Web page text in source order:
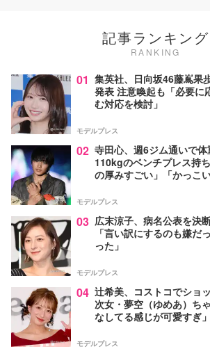
記事ランキング
RANKING
01 集英社、日向坂46藤嶌果
発表 注意喚起も「必要に
む対応を検討」
モデルプレス
02 寺田心、週6ジム通いで
110kgのベンチプレス持
の厚みすごい」「かっこ
モデルプレス
03 広末涼子、病名公表を決
「言い訳にするのも嫌だ
った」
モデルプレス
04 辻希美、コストコでショ
次女・夢空（ゆめあ）ち
なしてる感じが可愛すぎ
モデルプレス